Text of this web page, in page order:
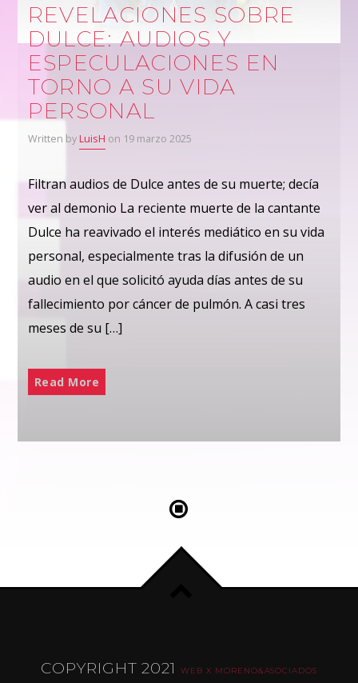
REVELACIONES SOBRE
DULCE: AUDIOS Y
ESPECULACIONES EN
TORNO A SU VIDA
PERSONAL
Written by LuisH on 19 marzo 2025
Filtran audios de Dulce antes de su muerte; decía
ver al demonio La reciente muerte de la cantante
Dulce ha reavivado el interés mediático en su vida
personal, especialmente tras la difusión de un
audio en el que solicitó ayuda días antes de su
fallecimiento por cáncer de pulmón. A casi tres
meses de su […]
Read More
COPYRIGHT 2021WEB X MORENO&ASOCIADOS